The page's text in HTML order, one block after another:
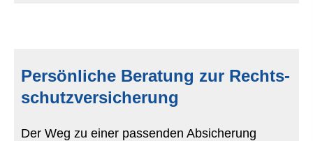
Persönliche Beratung zur Rechts­
schutz­ver­si­che­rung
Der Weg zu einer passenden Absicherung